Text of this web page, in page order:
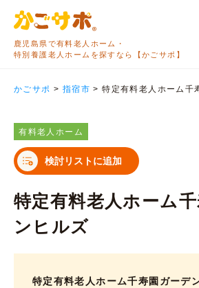
鹿児島県で有料老人ホーム・
特別養護老人ホームを探すなら【かごサポ】
かごサポ > 指宿市 >特定有料老人ホーム千
有料老人ホーム
検討リストに追加
特定有料老人ホーム
ンヒルズ
特定有料老人ホーム千寿園ガーデ